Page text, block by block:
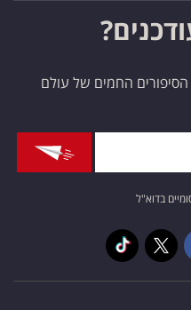
הסיפורים החמים של עולם
בדוא"ל